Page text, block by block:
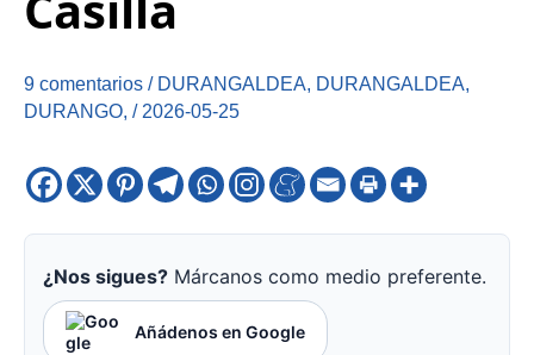
9 comentarios / DURANGALDEA, DURANGALDEA,
DURANGO, / 2026-05-25
¿Nos sigues? Márcanos como medio preferente.
Añádenos en Google